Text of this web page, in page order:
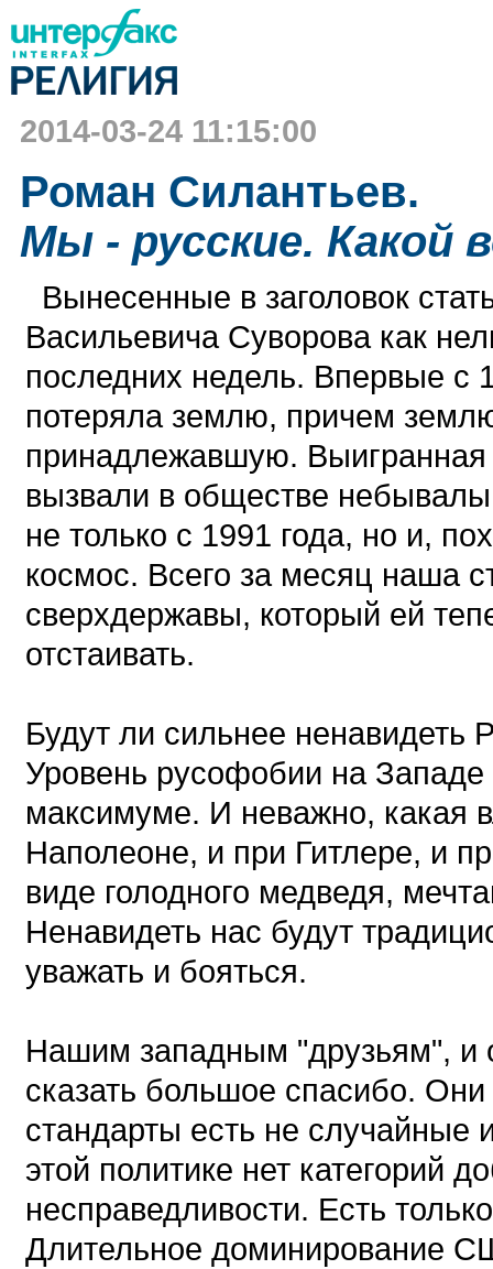
2014-03-24 11:15:00
Роман Силантьев.
Мы - русские. Какой
Вынесенные в заголовок
Васильевича Суворова как
последних недель. Впервые с
потеряла землю, причем
принадлежавшую.
вызвали в обществе
не только с 1991 года, но и,
космос. Всего за месяц наша
сверхдержавы, который ей
отстаивать.
Будут ли сильнее
Уровень русофобии на
максимуме. И неважно, какая
Наполеоне, и при Гитлере, и
виде голодного медведя,
Ненавидеть нас будут
уважать и бояться.
Нашим западным "друзьям", и
сказать большое спасибо.
стандарты есть не случайные
этой политике нет категорий
несправедливости. Есть
Длительное доминирование